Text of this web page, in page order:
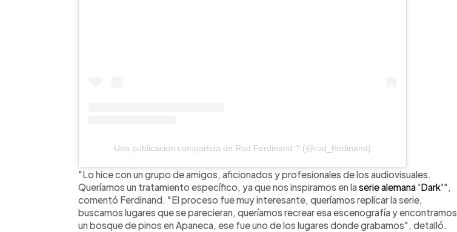
Una publicación compartida de Rod Ferdinand ? (@rod_ferdinand)
"Lo hice con un grupo de amigos, aficionados y profesionales de los audiovisuales.
Queríamos un tratamiento específico, ya que nos inspiramos en laserie alemana 'Dark'",
comentó Ferdinand. "El proceso fue muy interesante, queríamos replicar la serie,
buscamos lugares que se parecieran, queríamos recrear esa escenografía y encontramos
un bosque de pinos en Apaneca, ese fue uno de los lugares donde grabamos", detalló.